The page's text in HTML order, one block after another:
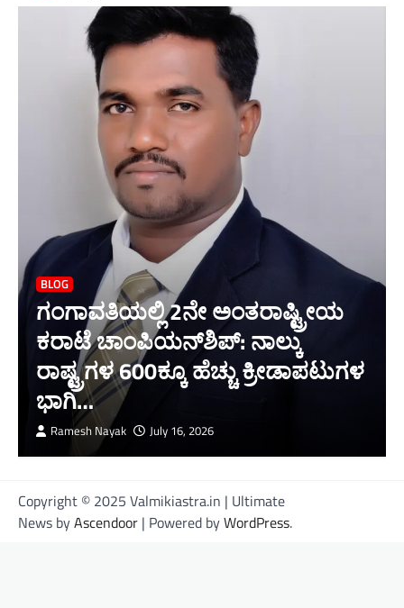
BLOG
ಗಂಗಾವತಿಯಲ್ಲಿ 2ನೇ ಅಂತರಾಷ್ಟ್ರೀಯ
ಕರಾಟೆ ಚಾಂಪಿಯನ್‌ಶಿಪ್: ನಾಲ್ಕು
ರಾಷ್ಟ್ರಗಳ 600ಕ್ಕೂ ಹೆಚ್ಚು ಕ್ರೀಡಾಪಟುಗಳ
ಭಾಗಿ…
Ramesh Nayak July 16, 2026
Copyright © 2025 Valmikiastra.in | Ultimate
News byAscendoor | Powered byWordPress.